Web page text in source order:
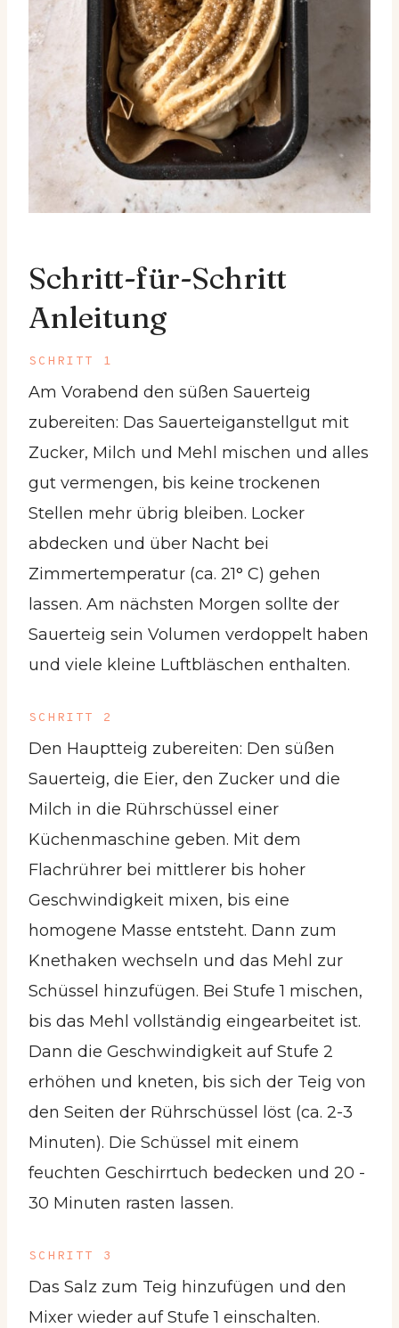
Schritt-für-Schritt
Anleitung
SCHRITT 1
Am Vorabend den süßen Sauerteig
zubereiten: Das Sauerteiganstellgut mit
Zucker, Milch und Mehl mischen und alles
gut vermengen, bis keine trockenen
Stellen mehr übrig bleiben. Locker
abdecken und über Nacht bei
Zimmertemperatur (ca. 21° C) gehen
lassen. Am nächsten Morgen sollte der
Sauerteig sein Volumen verdoppelt haben
und viele kleine Luftbläschen enthalten.
SCHRITT 2
Den Hauptteig zubereiten: Den süßen
Sauerteig, die Eier, den Zucker und die
Milch in die Rührschüssel einer
Küchenmaschine geben. Mit dem
Flachrührer bei mittlerer bis hoher
Geschwindigkeit mixen, bis eine
homogene Masse entsteht. Dann zum
Knethaken wechseln und das Mehl zur
Schüssel hinzufügen. Bei Stufe 1 mischen,
bis das Mehl vollständig eingearbeitet ist.
Dann die Geschwindigkeit auf Stufe 2
erhöhen und kneten, bis sich der Teig von
den Seiten der Rührschüssel löst (ca. 2-3
Minuten). Die Schüssel mit einem
feuchten Geschirrtuch bedecken und 20 -
30 Minuten rasten lassen.
SCHRITT 3
Das Salz zum Teig hinzufügen und den
Mixer wieder auf Stufe 1 einschalten.